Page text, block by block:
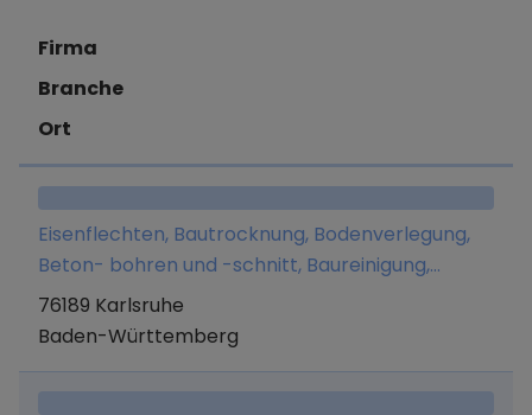
Firma
Branche
Ort
Eisenflechten, Bautrocknung, Bodenverlegung,
Beton- bohren und -schnitt, Baureinigung,
Einbau genormter Baufertigteile,
Bauhilfsarbeiten, Entrümpelungs- und
76189 Karlsruhe
Baden-Württemberg